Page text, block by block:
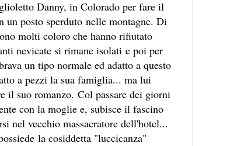
Danny, in Colorado per fare il
posto sperduto nelle montagne. Di
molti coloro che hanno rifiutato
nevicate si rimane isolati e poi per
un tipo normale ed adatto a questo
a pezzi la sua famiglia... ma lui
il suo romanzo. Col passare dei giorni
con la moglie e, subisce il fascino
nel vecchio massacratore dell'hotel...
la cosiddetta "luccicanza"